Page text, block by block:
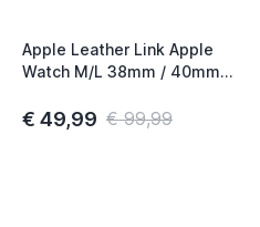
Apple Leather Link Apple
Watch M/L 38mm / 40mm /
€ 49,99 € 99,99